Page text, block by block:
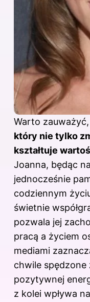
Warto
który nie tylko
kształtuje
Joanna, będąc
jednocześnie
codziennym
świetnie
pozwala jej
pracą a życiem
mediami
chwile spędzone
pozytywnej
z kolei wpływa